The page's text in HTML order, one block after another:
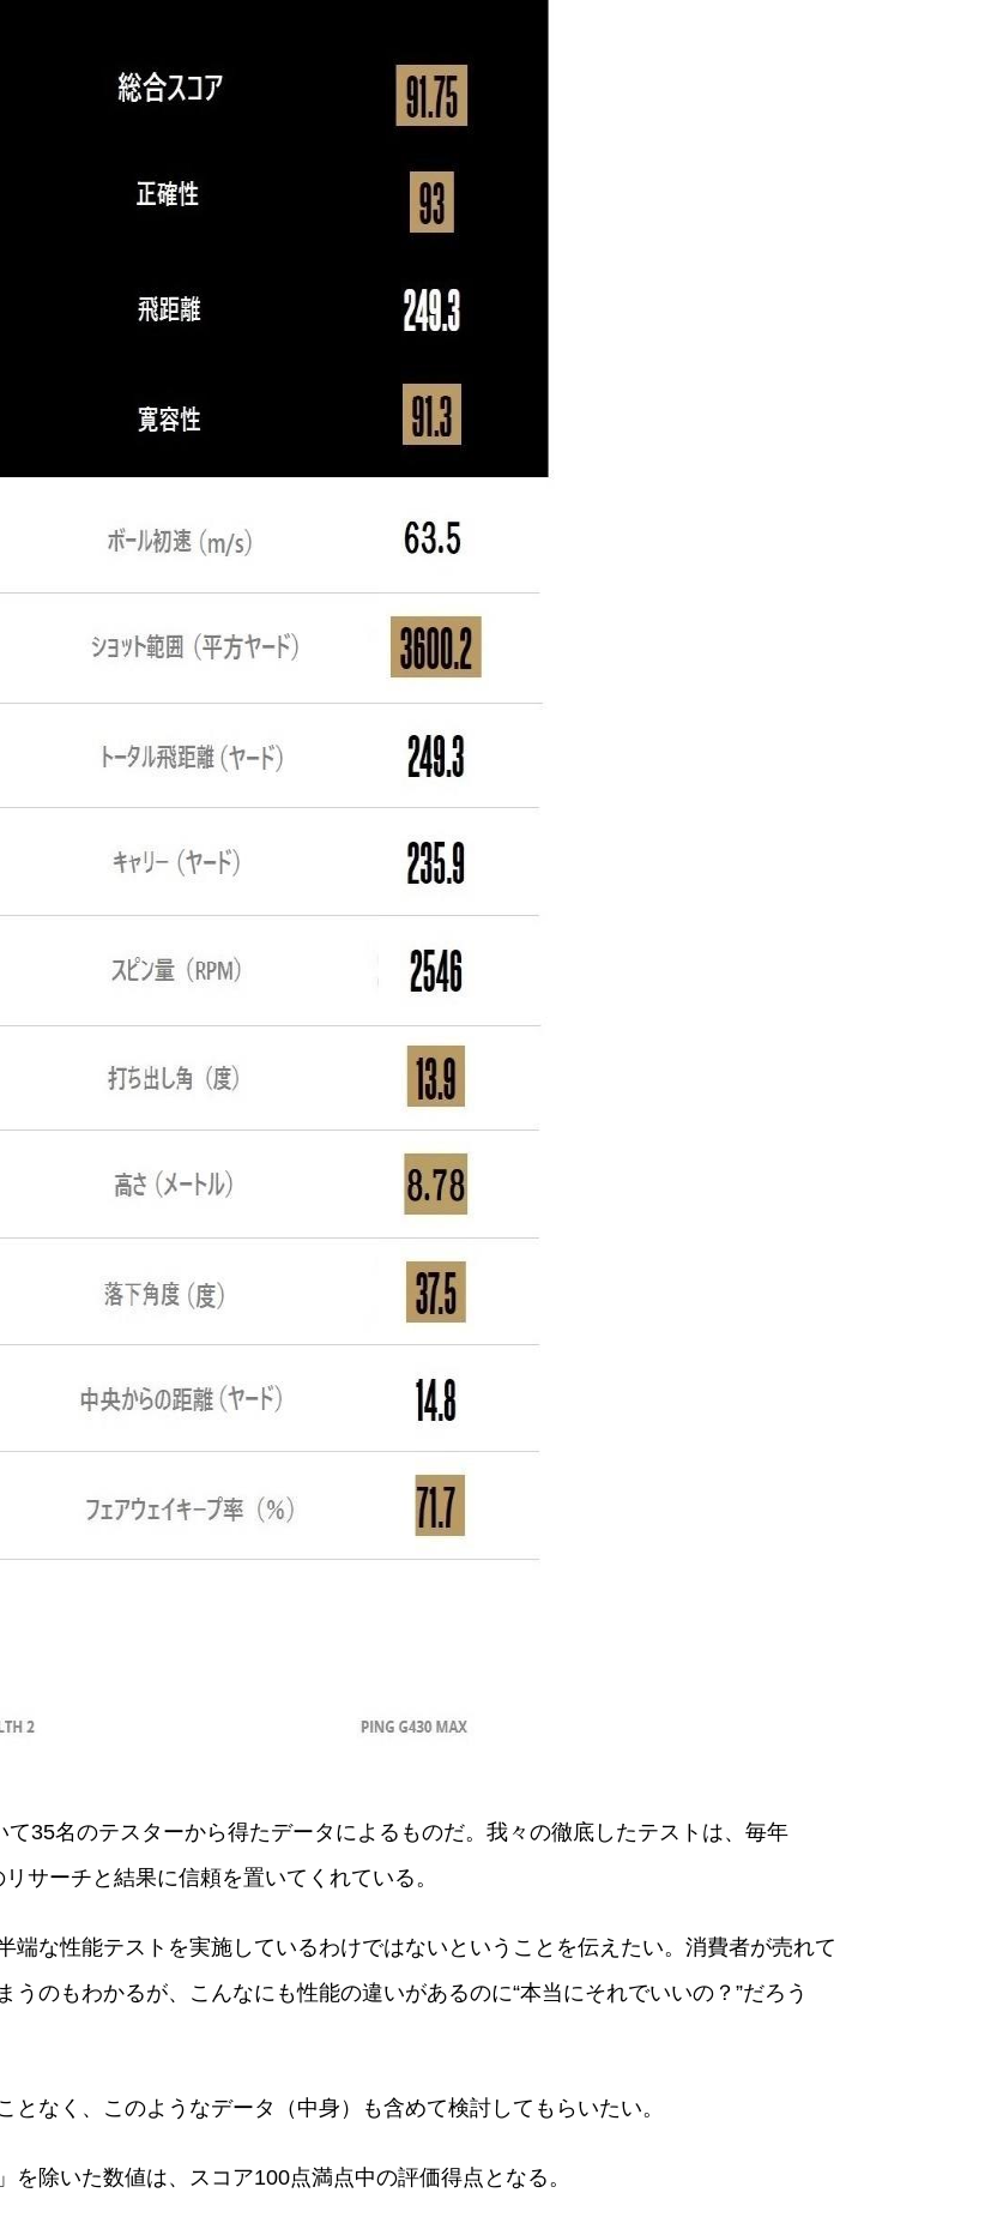
35名のテスターから得たデータによるものだ。我々の徹底したテストは、毎年
サーチと結果に信頼を置いてくれている。
端な性能テストを実施しているわけではないということを伝えたい。消費者が売れて
のもわかるが、こんなにも性能の違いがあるのに“本当にそれでいいの？”だろう
なく、このようなデータ（中身）も含めて検討してもらいたい。
除いた数値は、スコア100点満点中の評価得点となる。